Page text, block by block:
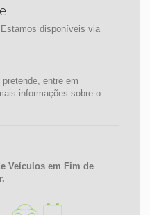
disponíveis via
entre em
informações sobre o
Veículos em Fim de